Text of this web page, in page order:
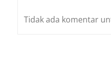
Tidak ada komentar